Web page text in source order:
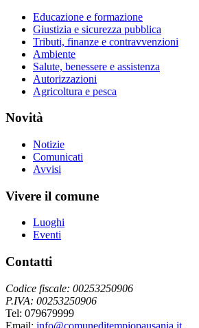
Educazione e formazione
Giustizia e sicurezza pubblica
Tributi, finanze e contravvenzioni
Ambiente
Salute, benessere e assistenza
Autorizzazioni
Agricoltura e pesca
Novità
Notizie
Comunicati
Avvisi
Vivere il comune
Luoghi
Eventi
Contatti
Codice fiscale: 00253250906
P.IVA: 00253250906
Tel: 079679999
Email: info@comuneditempiopausania.it